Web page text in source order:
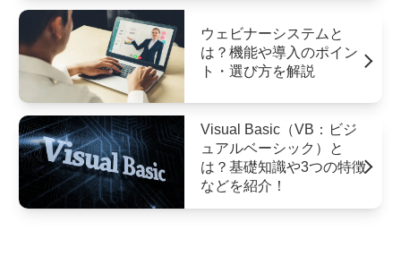
ウェビナーシステムと
は？機能や導入のポイン
ト・選び方を解説
Visual Basic（VB：ビジ
ュアルベーシック）と
は？基礎知識や3つの特徴
などを紹介！